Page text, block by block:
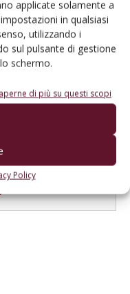
applicate solamente a
in qualsiasi
utilizzando i
sul pulsante di gestione
schermo.
di più su questi scopi
Policy
un'azienda o un
agricoltori